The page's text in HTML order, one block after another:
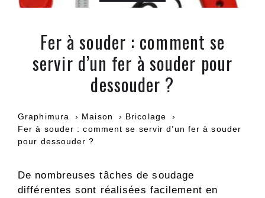
Fer à souder : comment se
servir d’un fer à souder pour
dessouder ?
Graphimura Maison
Bricolage
Fer à souder : comment se servir d’un fer à souder
pour dessouder ?
De nombreuses tâches de soudage
différentes sont réalisées facilement en